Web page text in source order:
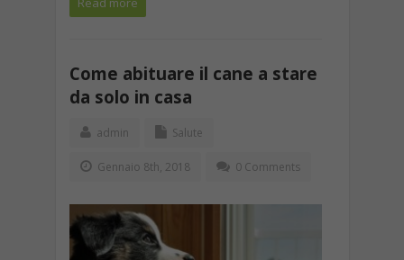
Come abituare il cane a stare
da solo in casa
admin Salute
Gennaio 8th, 2018 0 Comments